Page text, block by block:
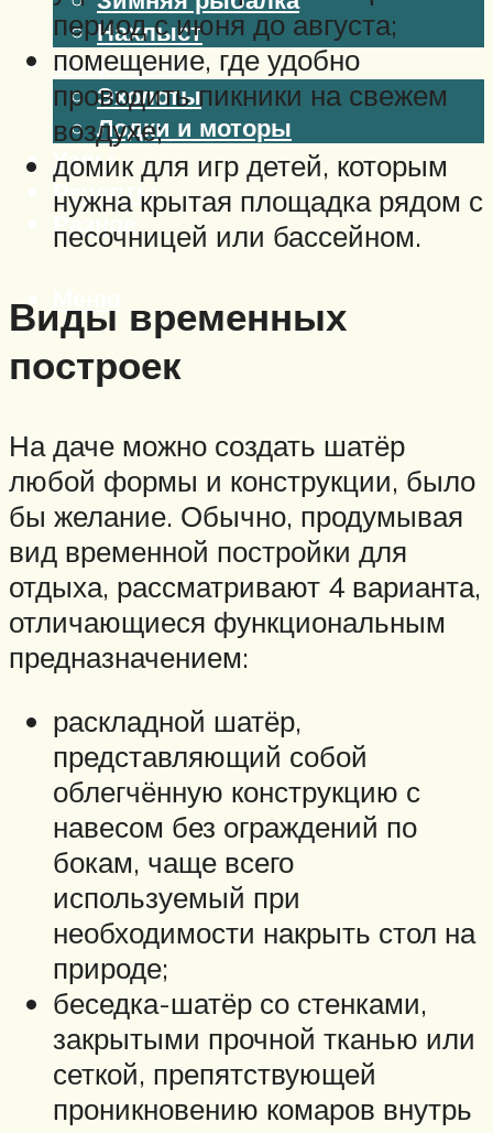
Нахлыст
Снаряжение
Эхолоты
Лодки и моторы
Узлы
Рецепты
Разное
период с июня до августа;
помещение, где удобно
проводить пикники на свежем
воздухе;
домик для игр детей, которым
нужна крытая площадка рядом с
песочницей или бассейном.
Виды временных
построек
На даче можно создать шатёр
любой формы и конструкции, было
бы желание. Обычно, продумывая
вид временной постройки для
отдыха, рассматривают 4 варианта,
отличающиеся функциональным
предназначением:
раскладной шатёр,
представляющий собой
облегчённую конструкцию с
навесом без ограждений по
бокам, чаще всего
используемый при
необходимости накрыть стол на
природе;
беседка-шатёр со стенками,
закрытыми прочной тканью или
сеткой, препятствующей
проникновению комаров внутрь